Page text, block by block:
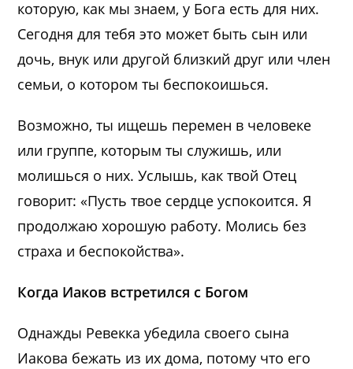
которую, как мы знаем, у Бога есть для них.
Сегодня для тебя это может быть сын или
дочь, внук или другой близкий друг или член
семьи, о котором ты беспокоишься.
Возможно, ты ищешь перемен в человеке
или группе, которым ты служишь, или
молишься о них. Услышь, как твой Отец
говорит: «Пусть твое сердце успокоится. Я
продолжаю хорошую работу. Молись без
страха и беспокойства».
Когда Иаков встретился с Богом
Однажды Ревекка убедила своего сына
Иакова бежать из их дома, потому что его